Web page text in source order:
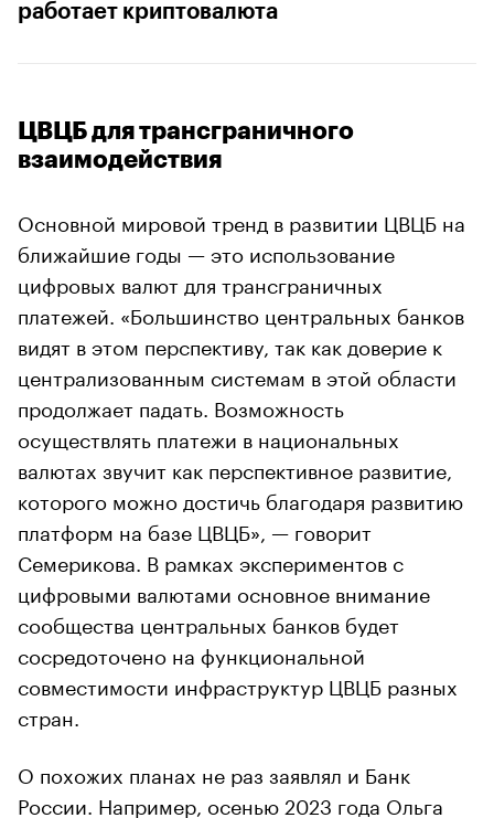
работает криптовалюта
ЦВЦБ для трансграничного
взаимодействия
Основной мировой тренд в развитии ЦВЦБ на
ближайшие годы — это использование
цифровых валют для трансграничных
платежей. «Большинство центральных банков
видят в этом перспективу, так как доверие к
централизованным системам в этой области
продолжает падать. Возможность
осуществлять платежи в национальных
валютах звучит как перспективное развитие,
которого можно достичь благодаря развитию
платформ на базе ЦВЦБ», — говорит
Семерикова. В рамках экспериментов с
цифровыми валютами основное внимание
сообщества центральных банков будет
сосредоточено на функциональной
совместимости инфраструктур ЦВЦБ разных
стран.
О похожих планах не раз заявлял и Банк
России. Например, осенью 2023 года Ольга